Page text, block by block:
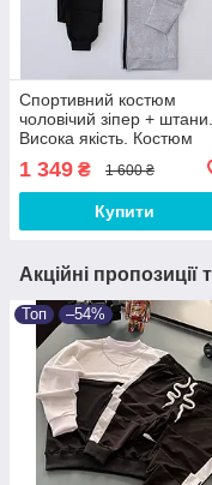
Спортивний костюм
чоловічий зіпер + штани.
Висока якість. Костюм
спортивний чоловічий
повсякденного життя.
1 349 ₴ 1 600 ₴
Купити
Акційні пропозиції
Топ –54%